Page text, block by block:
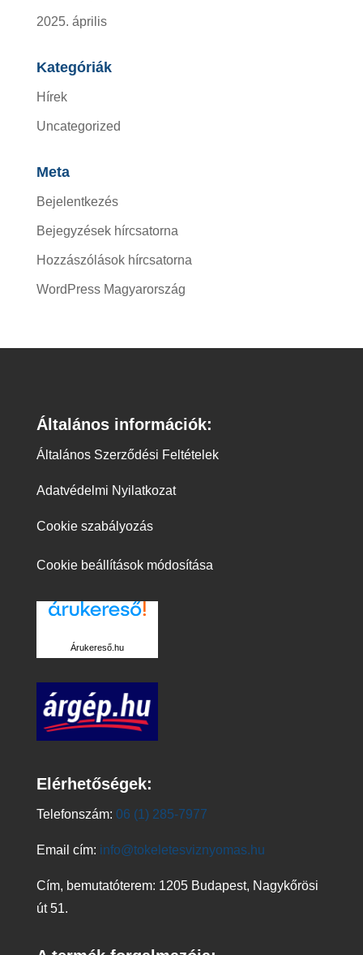
2025. április
Kategóriák
Hírek
Uncategorized
Meta
Bejelentkezés
Bejegyzések hírcsatorna
Hozzászólások hírcsatorna
WordPress Magyarország
Általános információk:
Általános Szerződési Feltételek
Adatvédelmi Nyilatkozat
Cookie szabályozás
Cookie beállítások módosítása
Árukereső.hu
Elérhetőségek:
Telefonszám: 06 (1) 285-7977
Email cím: info@tokeletesviznyomas.hu
Cím, bemutatóterem: 1205 Budapest, Nagykőrösi
út 51.